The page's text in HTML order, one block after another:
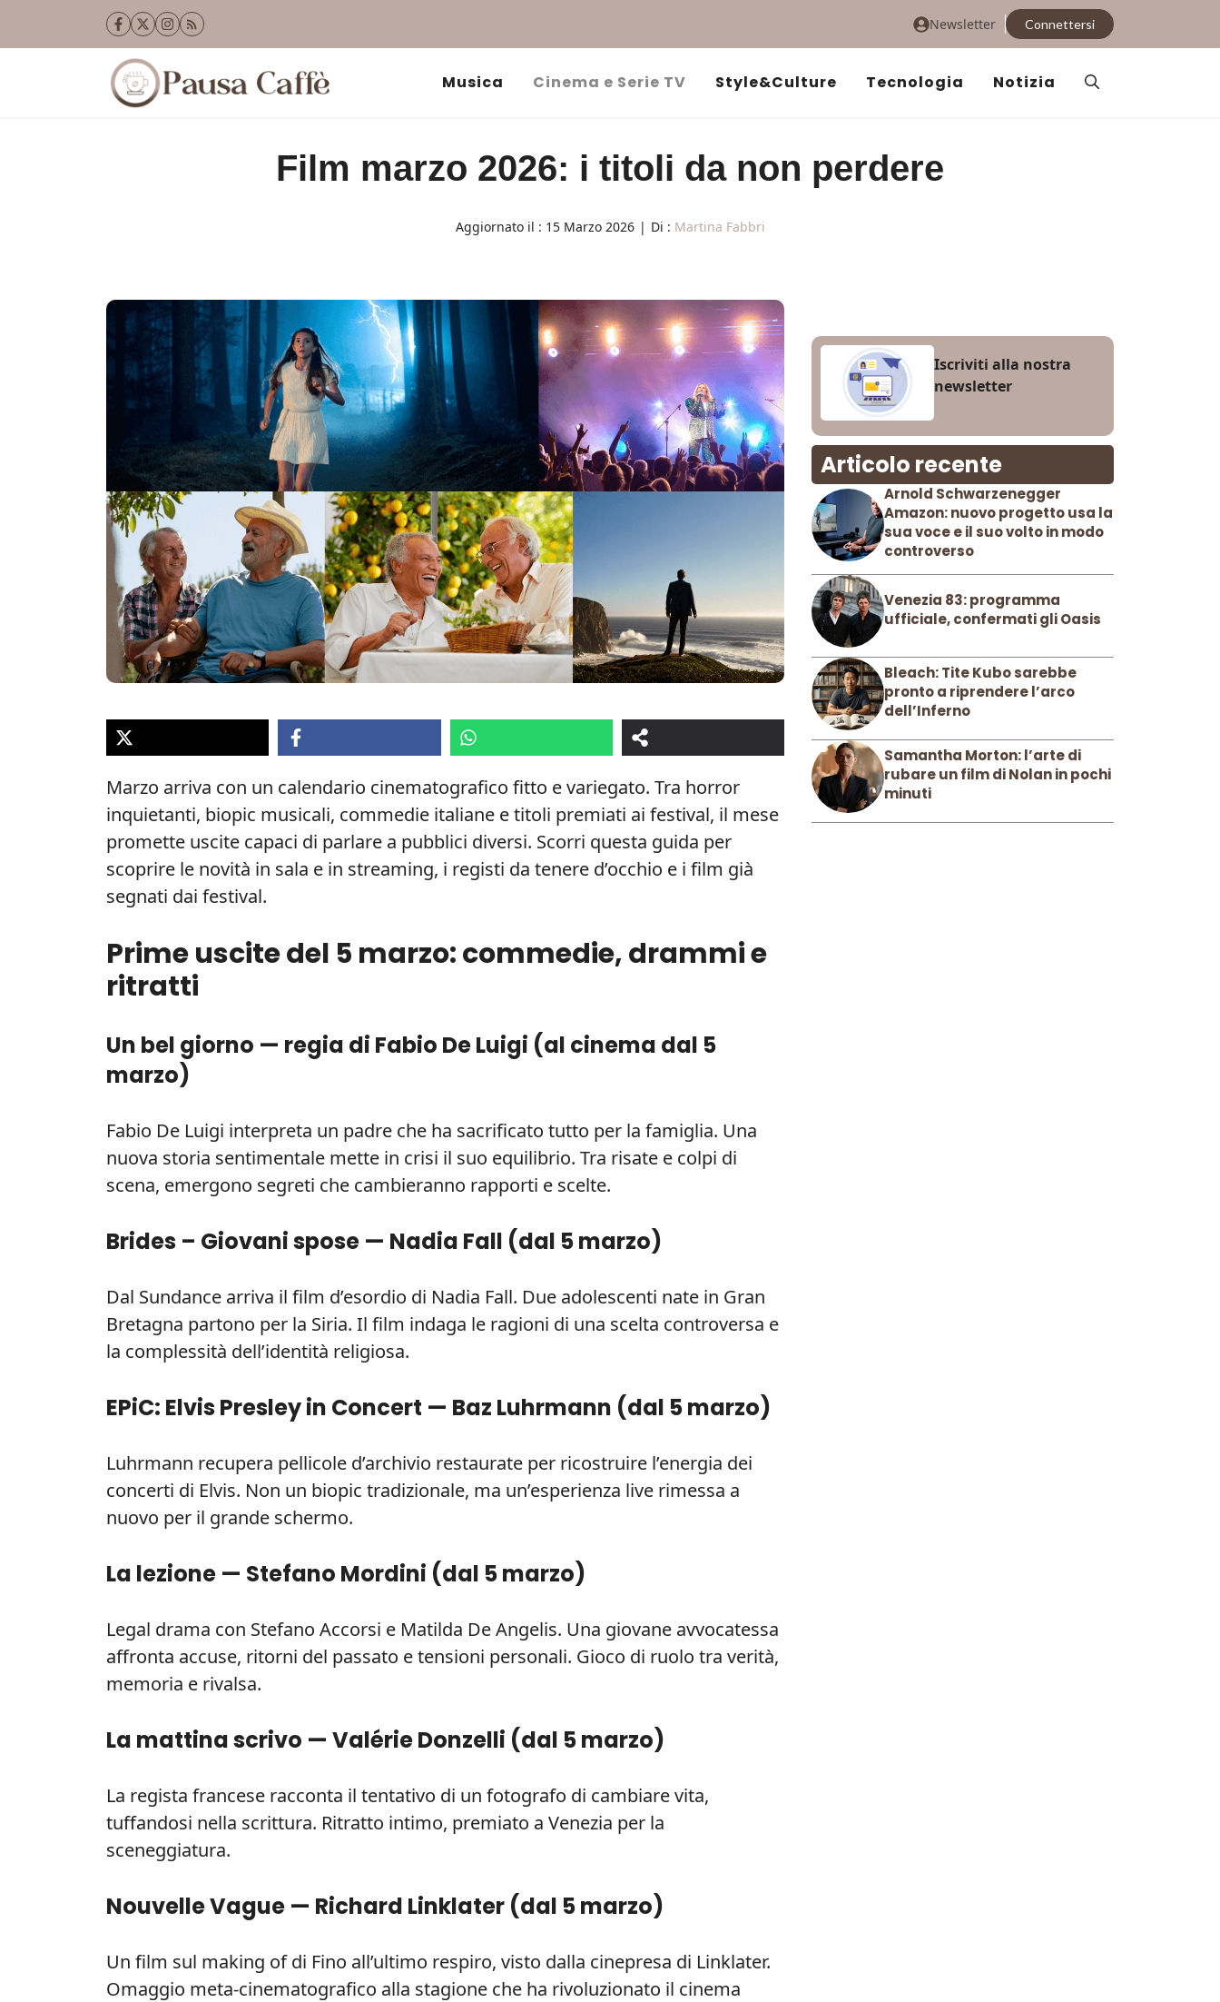
Newsletter Connettersi
Musica Cinema e Serie TV Style&Culture Tecnologia Notizia
Film marzo 2026: i titoli da non perdere
Aggiornato il : 15 Marzo 2026 | Di : Martina Fabbri
Marzo arriva con un calendario cinematografico fitto e variegato. Tra horror
inquietanti, biopic musicali, commedie italiane e titoli premiati ai festival, il mese
promette uscite capaci di parlare a pubblici diversi. Scorri questa guida per
scoprire le novità in sala e in streaming, i registi da tenere d’occhio e i film già
segnati dai festival.
Prime uscite del 5 marzo: commedie, drammi e
ritratti
Un bel giorno — regia di Fabio De Luigi (al cinema dal 5
marzo)
Fabio De Luigi interpreta un padre che ha sacrificato tutto per la famiglia. Una
nuova storia sentimentale mette in crisi il suo equilibrio. Tra risate e colpi di
scena, emergono segreti che cambieranno rapporti e scelte.
Brides – Giovani spose — Nadia Fall (dal 5 marzo)
Dal Sundance arriva il film d’esordio di Nadia Fall. Due adolescenti nate in Gran
Bretagna partono per la Siria. Il film indaga le ragioni di una scelta controversa e
la complessità dell’identità religiosa.
EPiC: Elvis Presley in Concert — Baz Luhrmann (dal 5 marzo)
Luhrmann recupera pellicole d’archivio restaurate per ricostruire l’energia dei
concerti di Elvis. Non un biopic tradizionale, ma un’esperienza live rimessa a
nuovo per il grande schermo.
La lezione — Stefano Mordini (dal 5 marzo)
Legal drama con Stefano Accorsi e Matilda De Angelis. Una giovane avvocatessa
affronta accuse, ritorni del passato e tensioni personali. Gioco di ruolo tra verità,
memoria e rivalsa.
La mattina scrivo — Valérie Donzelli (dal 5 marzo)
La regista francese racconta il tentativo di un fotografo di cambiare vita,
tuffandosi nella scrittura. Ritratto intimo, premiato a Venezia per la
sceneggiatura.
Nouvelle Vague — Richard Linklater (dal 5 marzo)
Un film sul making of di Fino all’ultimo respiro, visto dalla cinepresa di Linklater.
Omaggio meta-cinematografico alla stagione che ha rivoluzionato il cinema
Iscriviti alla nostra
newsletter
Articolo recente
Arnold Schwarzenegger
Amazon: nuovo progetto usa la
sua voce e il suo volto in modo
controverso
Venezia 83: programma
ufficiale, confermati gli Oasis
Bleach: Tite Kubo sarebbe
pronto a riprendere l’arco
dell’Inferno
Samantha Morton: l’arte di
rubare un film di Nolan in pochi
minuti